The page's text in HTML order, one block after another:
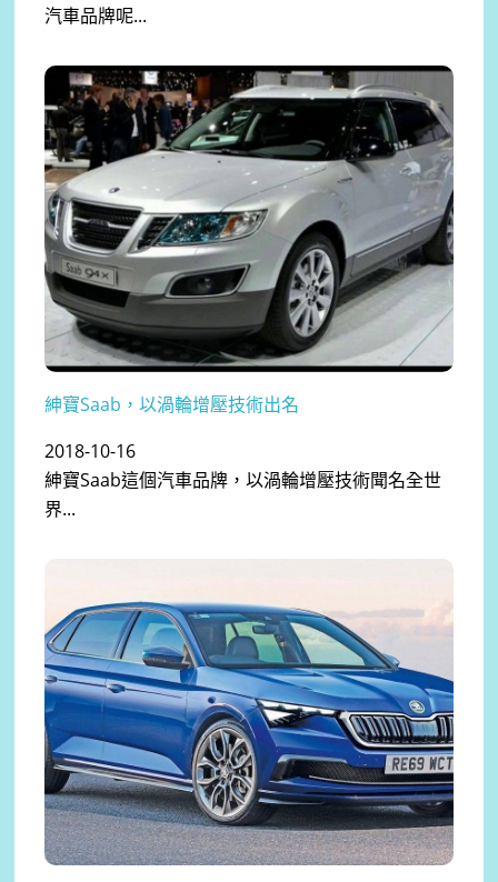
汽車品牌呢...
紳寶Saab，以渦輪增壓技術出名
2018-10-16
紳寶Saab這個汽車品牌，以渦輪增壓技術聞名全世
界...